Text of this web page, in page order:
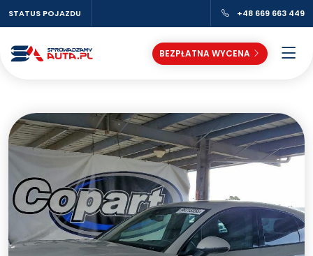
STATUS POJAZDU +48 669 663 449
BEZPŁATNA WYCENA